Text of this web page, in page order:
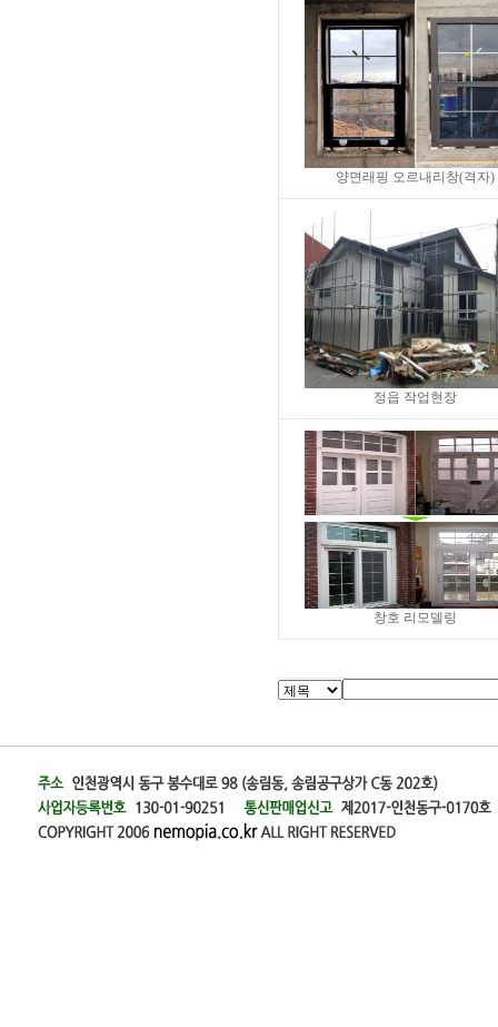
양면래핑 오르내리창(격자)
정읍 작업현장
창호 리모델링